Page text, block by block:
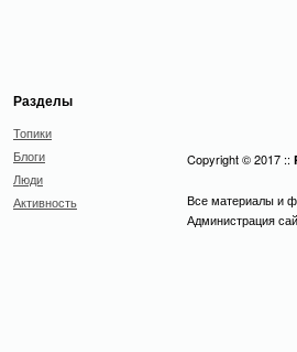
Разделы
Топики
Блоги
Люди
Активность
Copyright © 2017 ::
Все материалы и
Администрация